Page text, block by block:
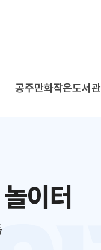
공주만화작은도서관
이터